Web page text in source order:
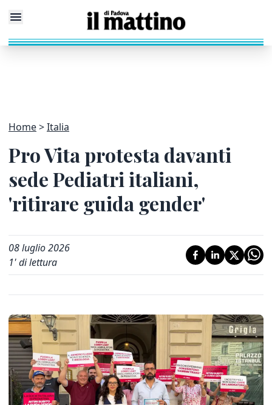
Home Italia
Pro Vita protesta davanti
sede Pediatri italiani,
'ritirare guida gender'
08 luglio 2026
1' di lettura